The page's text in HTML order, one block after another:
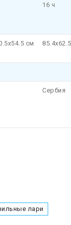
16 ч
см
Сербия
лари